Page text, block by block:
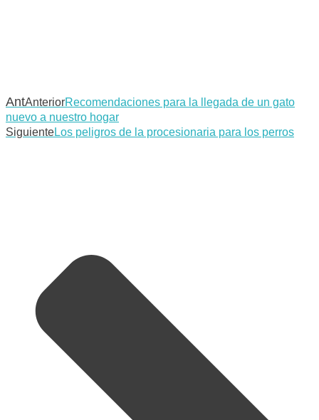
AntAnteriorRecomendaciones para la llegada de un gato
nuevo a nuestro hogar
SiguienteLos peligros de la procesionaria para los perros